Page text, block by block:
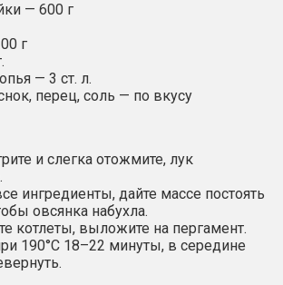
— 600 г
г
— 3 ст. л.
перец, соль — по вкусу
и слегка отожмите, лук
ингредиенты, дайте массе постоять
овсянка набухла.
котлеты, выложите на пергамент.
190°C 18–22 минуты, в середине